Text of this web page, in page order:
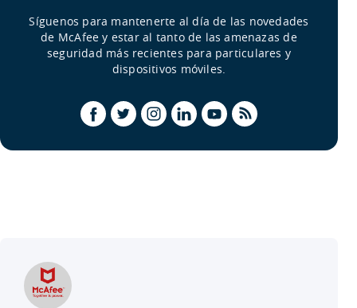
Síguenos para mantenerte al día de las novedades
de McAfee y estar al tanto de las amenazas de
seguridad más recientes para particulares y
dispositivos móviles.